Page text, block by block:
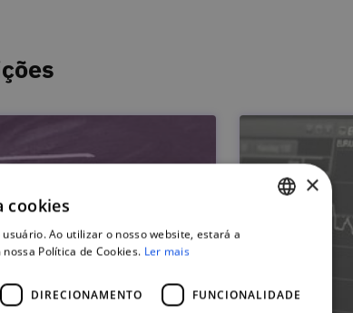
×
cookies
Ao utilizar o nosso website, estará a
Política de Cookies. Ler mais
DIRECIONAMENTO FUNCIONALIDADE